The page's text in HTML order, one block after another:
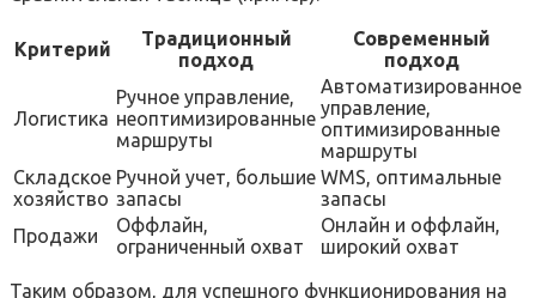
Критерий
Традиционный
подход
Современный
подход
Логистика
Ручное управление,
неоптимизированные
маршруты
Автоматизированное
управление,
оптимизированные
маршруты
Складское
хозяйство
Ручной учет, большие
запасы
WMS, оптимальные
запасы
Продажи
Оффлайн,
ограниченный охват
Онлайн и оффлайн,
широкий охват
Таким образом, для успешного функционирования на